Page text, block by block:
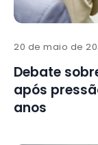
20 de maio de
Debate
após
anos